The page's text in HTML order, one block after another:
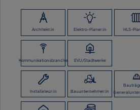
Architekt:in Elektro-Planer:in HLS-
Kommunikationsbranche EVU/Stadtwerke
Installateur:in Bauunternehmer:in
ZURÜCK ZUR ÜBERSICHT